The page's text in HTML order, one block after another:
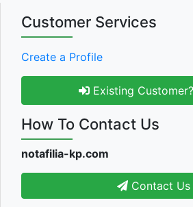
Customer Services
Create a Profile
Existing
How To Contact Us
notafilia-kp.com
Contact Us